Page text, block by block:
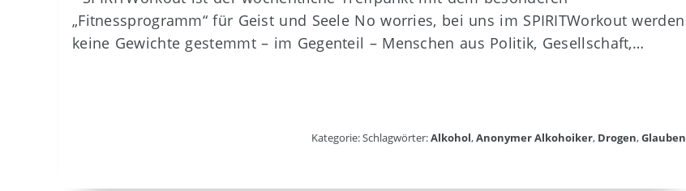
„Fitnessprogramm“ für Geist und Seele No worries, bei uns im SPIRITWorkout werden
keine Gewichte gestemmt – im Gegenteil – Menschen aus Politik, Gesellschaft,…
Kategorie: Schlagwörter:Alkohol,Anonymer Alkohoiker, Drogen,Glauben